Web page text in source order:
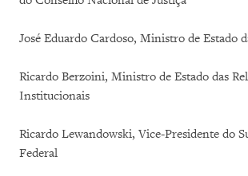
José Eduardo Cardoso, Ministro de Estado
Ricardo Berzoini, Ministro de Estado das
Institucionais
Ricardo Lewandowski, Vice-Presidente do
Federal